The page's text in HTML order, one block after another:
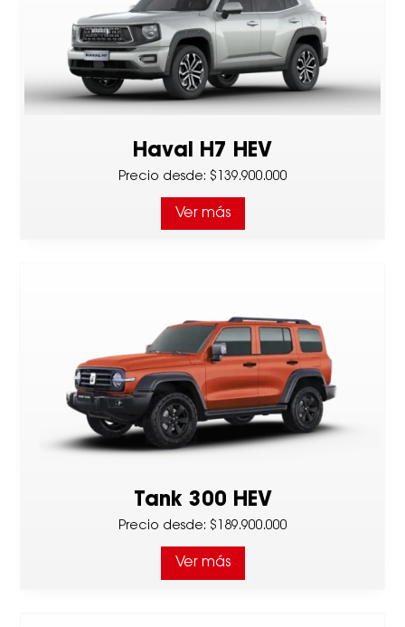
Haval H7 HEV
Precio desde: $139.900.000
Ver más
Tank 300 HEV
Precio desde: $189.900.000
Ver más